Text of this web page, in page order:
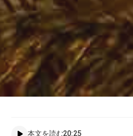
本文を読む20:25